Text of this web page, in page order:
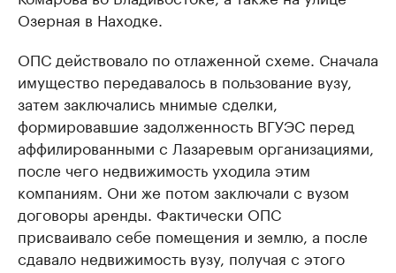
Озерная в Находке.
ОПС действовало по отлаженной схеме. Сначала
имущество передавалось в пользование вузу,
затем заключались мнимые сделки,
формировавшие задолженность ВГУЭС перед
аффилированными с Лазаревым организациями,
после чего недвижимость уходила этим
компаниям. Они же потом заключали с вузом
договоры аренды. Фактически ОПС
присваивало себе помещения и землю, а после
сдавало недвижимость вузу, получая с этого